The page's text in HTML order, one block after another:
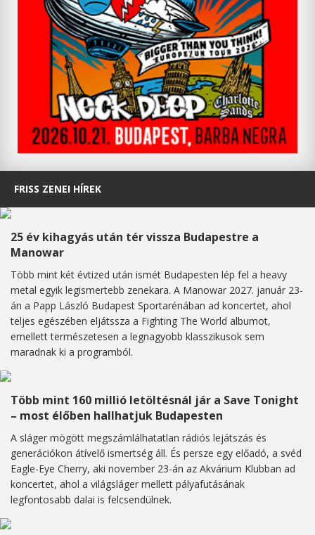
FRISS ZENEI HÍREK
25 év kihagyás után tér vissza Budapestre a
Manowar
Több mint két évtized után ismét Budapesten lép fel a heavy
metal egyik legismertebb zenekara. A Manowar 2027. január 23-
án a Papp László Budapest Sportarénában ad koncertet, ahol
teljes egészében eljátssza a Fighting The World albumot,
emellett természetesen a legnagyobb klasszikusok sem
maradnak ki a programból.
Több mint 160 millió letöltésnál jár a Save Tonight
– most élőben hallhatjuk Budapesten
A sláger mögött megszámlálhatatlan rádiós lejátszás és
generációkon átívelő ismertség áll. És persze egy előadó, a svéd
Eagle-Eye Cherry, aki november 23-án az Akvárium Klubban ad
koncertet, ahol a világsláger mellett pályafutásának
legfontosabb dalai is felcsendülnek.